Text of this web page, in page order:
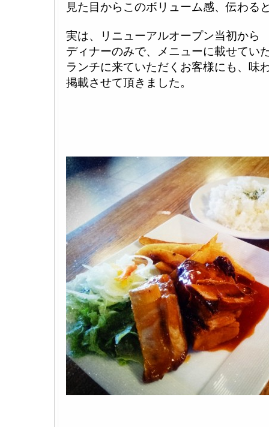
見た目からこのボリューム感、伝わる
実は、リニューアルオープン当初から
ディナーのみで、メニューに載せてい
ランチに来ていただくお客様にも、味
掲載させて頂きました。